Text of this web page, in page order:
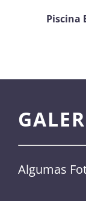
Piscina
Algumas